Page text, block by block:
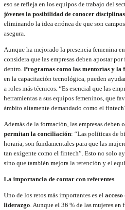
eso se refleja en los equipos de trabajo del
jóvenes la posibilidad de conocer
eliminando la idea errónea de que son
asegura.
Aunque ha mejorado la presencia femenina
considera que las empresas deben apostar
dentro. Programas como las mentorías y la
en la capacitación tecnológica, pueden
a roles más técnicos. “Es esencial que las
herramientas a sus equipos femeninos, que
ámbito altamente demandado como el
Además de la formación, las empresas deben
permitan la conciliación: “Las políticas de
horaria, son fundamentales para que las
tan exigente como el fintech”. Esto no solo
sino que también mejora la retención y el
La importancia de contar con referentes
Uno de los retos más importantes es el acceso
liderazgo . Aunque el 36 % de las mujeres